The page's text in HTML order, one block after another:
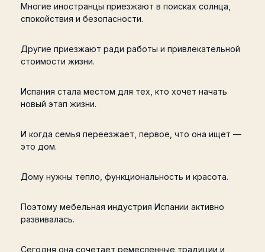
Многие иностранцы приезжают в поисках солнца,
спокойствия и безопасности.
Другие приезжают ради работы и привлекательной
стоимости жизни.
Испания стала местом для тех, кто хочет начать
новый этап жизни.
И когда семья переезжает, первое, что она ищет —
это дом.
Дому нужны тепло, функциональность и красота.
Поэтому мебельная индустрия Испании активно
развивалась.
Сегодня она сочетает ремесленные традиции и